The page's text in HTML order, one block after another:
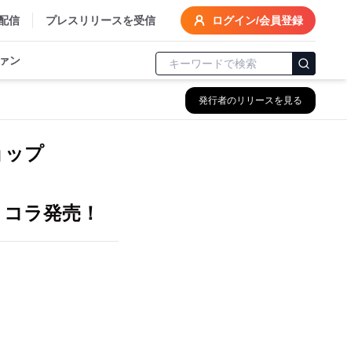
信 プレスリリースを受信 ログイン/会員登録
ン
発行者のリリースを見る
ップ
ラ発売！